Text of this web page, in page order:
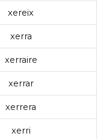
xereix
xerra
xerraire
xerrar
xerrera
xerri